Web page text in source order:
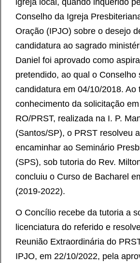
igreja local, quando inquerido
Conselho da Igreja
Oração (IPJO) sobre o desejo
candidatura ao sagrado
Daniel foi aprovado como
pretendido, ao qual o Conselho
candidatura em 04/10/2018. Ao
conhecimento da solicitação
RO/PRST, realizada na I. P.
(Santos/SP), o PRST resolveu
encaminhar ao Seminário
(SPS), sob tutoria do Rev.
concluiu o Curso de Bacharel
(2019-2022).
O Concílio recebe da tutoria a
licenciatura do referido e
Reunião Extraordinária do
IPJO, em 22/10/2022, pela